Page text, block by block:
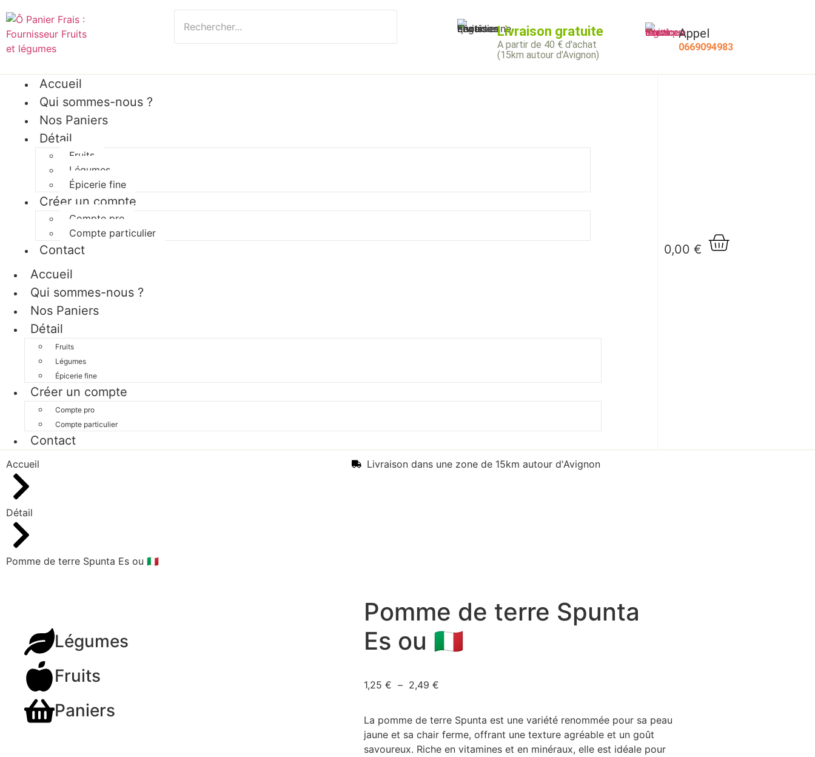
Livraison gratuite
A partir de 40 € d'achat
(15km autour d'Avignon)
Appel
0669094983
Accueil
Qui sommes-nous ?
Nos Paniers
Détail
Fruits
Légumes
Épicerie fine
Créer un compte
Compte pro
Compte particulier
Contact
Accueil
Qui sommes-nous ?
Nos Paniers
Détail
Fruits
Légumes
Épicerie fine
Créer un compte
Compte pro
Compte particulier
Contact
0,00 €
Accueil
Détail
Pomme de terre Spunta Es ou 🇮🇹
Livraison dans une zone de 15km autour d'Avignon
Légumes
Fruits
Paniers
Pomme de terre Spunta
Es ou 🇮🇹
1,25 € – 2,49 €
La pomme de terre Spunta est une variété renommée pour sa peau
jaune et sa chair ferme, offrant une texture agréable et un goût
savoureux. Riche en vitamines et en minéraux, elle est idéale pour